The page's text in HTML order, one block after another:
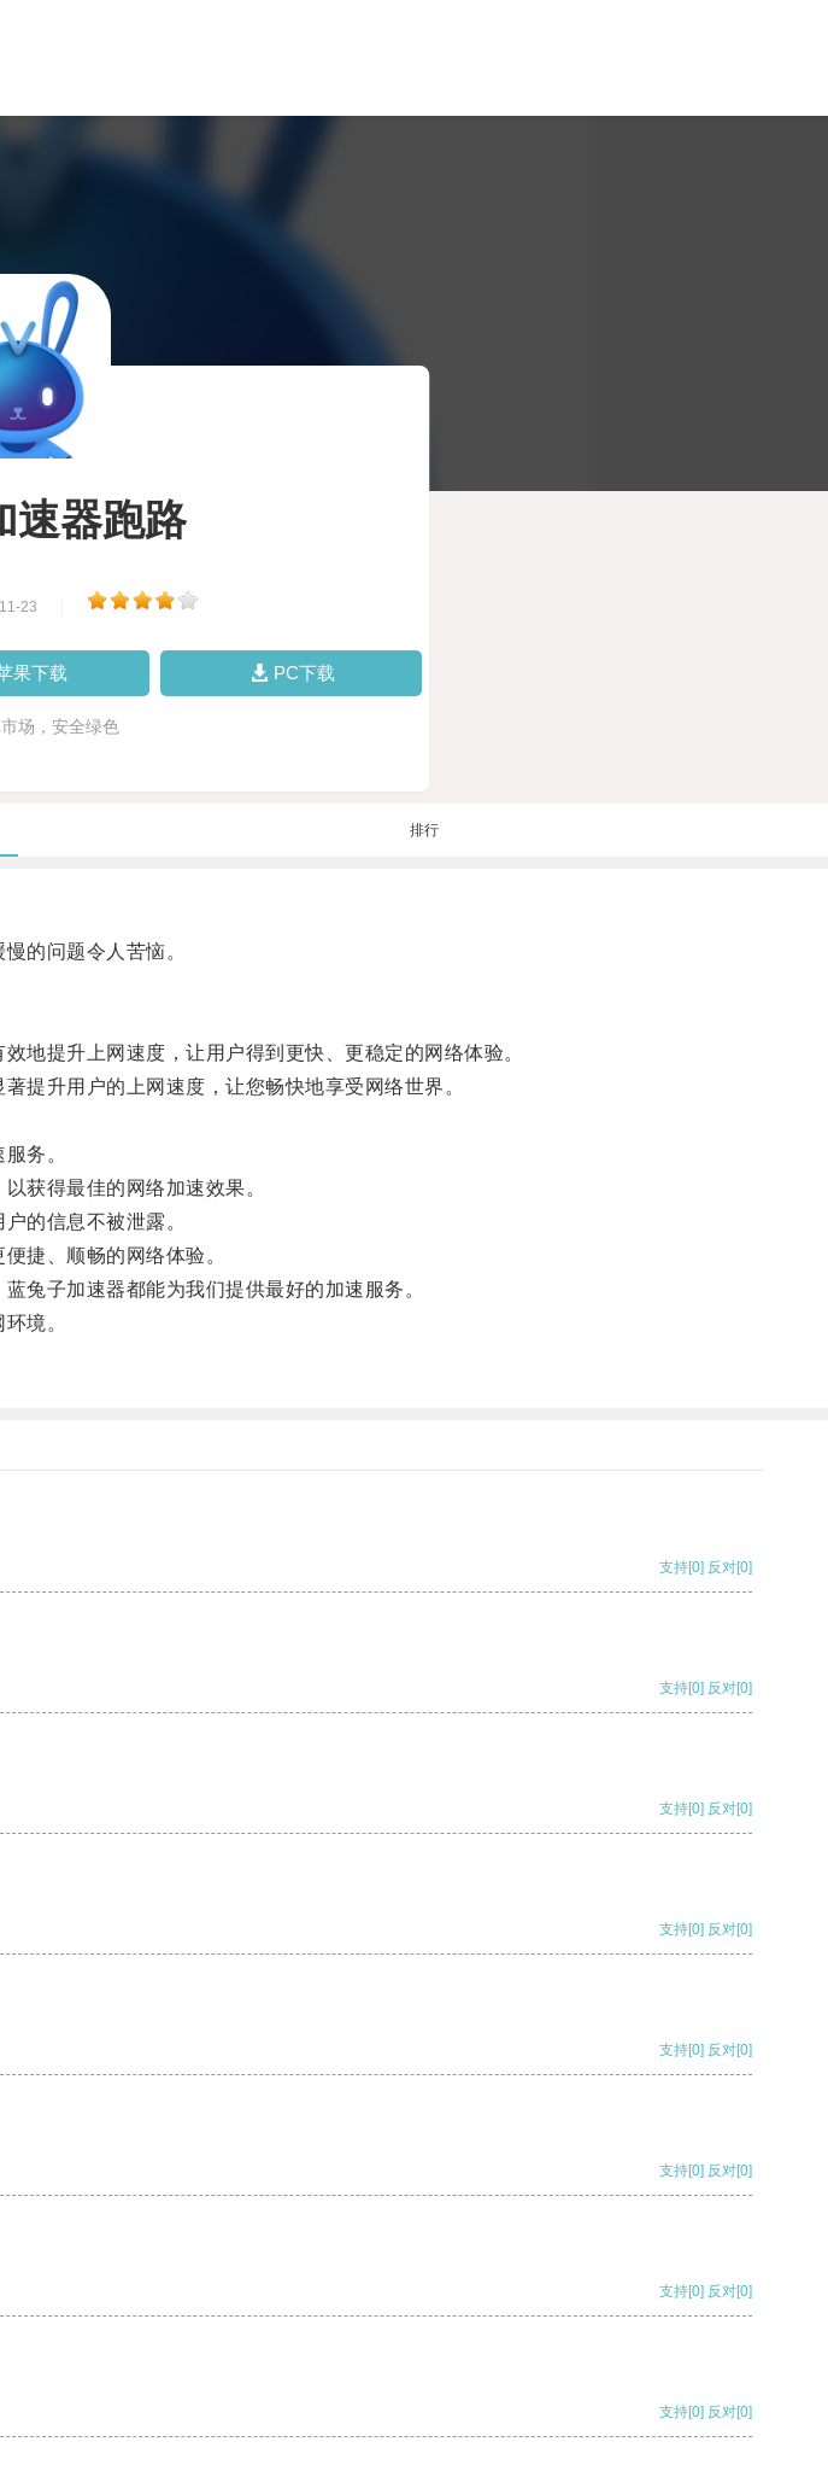
速器跑路
23
果下载 PC下载
场，安全绿色
排行
的问题令人苦恼。
提升上网速度，让用户得到更快、更稳定的网络体验。
升用户的上网速度，让您畅快地享受网络世界。
务。
获得最佳的网络加速效果。
的信息不被泄露。
捷、顺畅的网络体验。
子加速器都能为我们提供最好的加速服务。
境。
支持[0] 反对[0]
支持[0] 反对[0]
支持[0] 反对[0]
支持[0] 反对[0]
支持[0] 反对[0]
支持[0] 反对[0]
支持[0] 反对[0]
支持[0] 反对[0]